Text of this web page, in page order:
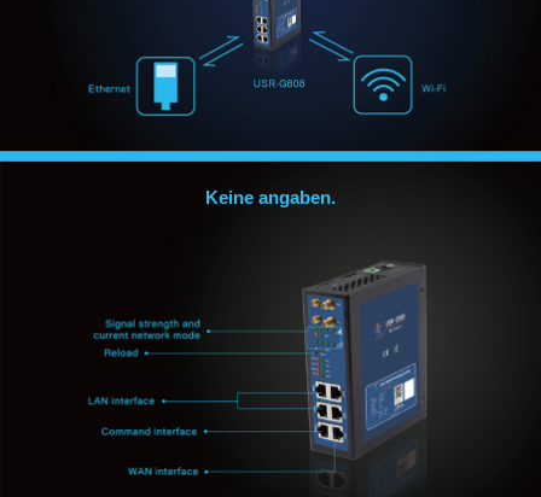
Keine angaben.